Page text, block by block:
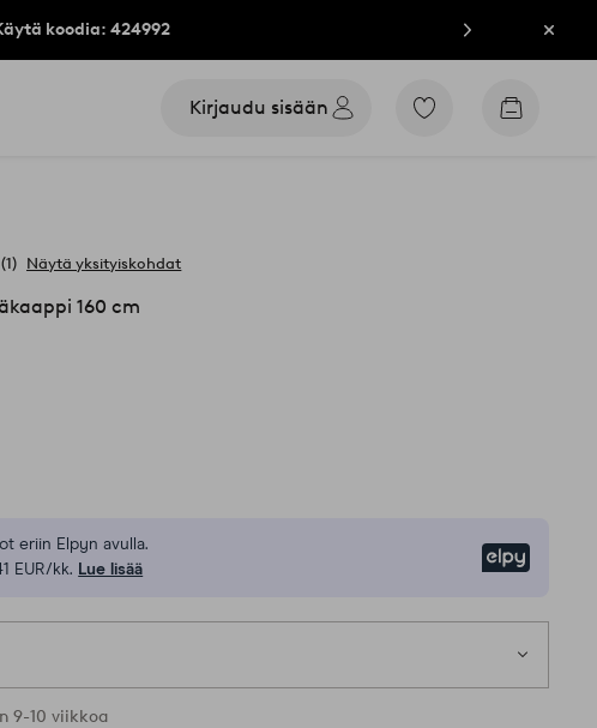
koodia: 424992 Sulje
Kirjaudu sisään
Siirry
Siirry
1 Näytä yksityiskohdat
160 cm
eriin Elpyn avulla.
EUR/kk. Lue lisää
9-10 viikkoa